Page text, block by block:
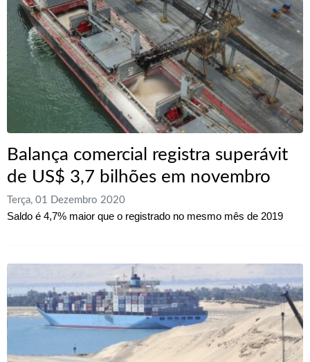
Balança comercial registra superávit
de US$ 3,7 bilhões em novembro
Terça, 01 Dezembro 2020
Saldo é 4,7% maior que o registrado no mesmo mês de 2019